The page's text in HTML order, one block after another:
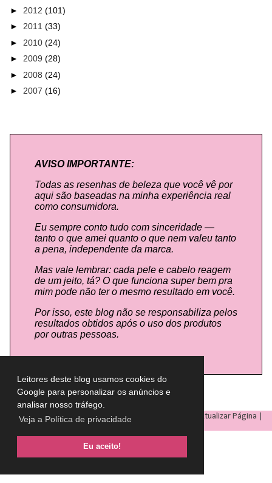
Leitores deste blog usamos cookies do
Google para personalizar os anúncios e
analisar nosso tráfego.
Veja a Política de privacidade
Eu aceito!
► 2012 (101)
► 2011 (33)
► 2010 (24)
► 2009 (28)
► 2008 (24)
► 2007 (16)
AVISO IMPORTANTE:
Todas as resenhas de beleza que você vê por
aqui são baseadas na minha experiência real
como consumidora.
Eu sempre conto tudo com sinceridade —
tanto o que amei quanto o que nem valeu tanto
a pena, independente da marca.
Mas vale lembrar: cada pele e cabelo reagem
de um jeito, tá? O que funciona super bem pra
mim pode não ter o mesmo resultado em você.
Por isso, este blog não se responsabiliza pelos
resultados obtidos após o uso dos produtos
por outras pessoas.
LULU ON THE SKY - Todos os direitos reservados © | Atualizar Página